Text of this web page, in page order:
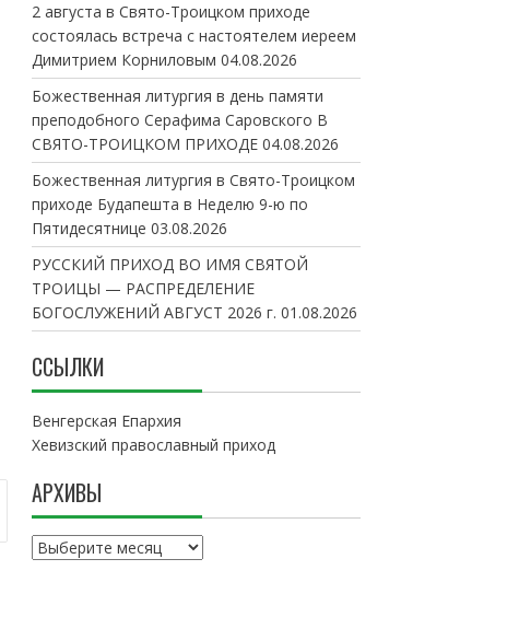
2 августа в Свято-Троицком приходе
состоялась встреча с настоятелем иереем
Димитрием Корниловым 04.08.2026
Божественная литургия в день памяти
преподобного Серафима Саровского В
СВЯТО-ТРОИЦКОМ ПРИХОДЕ 04.08.2026
Божественная литургия в Свято-Троицком
приходе Будапешта в Неделю 9-ю по
Пятидесятнице 03.08.2026
РУССКИЙ ПРИХОД ВО ИМЯ СВЯТОЙ
ТРОИЦЫ — РАСПРЕДЕЛЕНИЕ
БОГОСЛУЖЕНИЙ АВГУСТ 2026 г. 01.08.2026
ССЫЛКИ
Венгерская Епархия
Хевизский православный приход
АРХИВЫ
А